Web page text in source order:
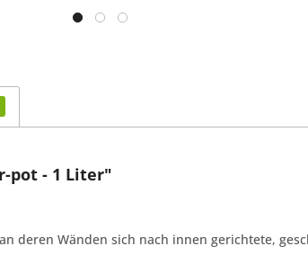
pot - 1 Liter"
deren Wänden sich nach innen gerichtete,